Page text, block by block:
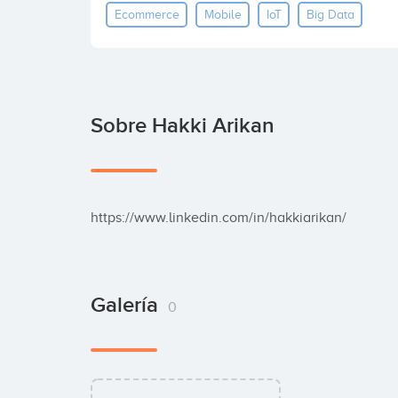
Ecommerce Mobile IoT Big Data
Sobre Hakki Arikan
https://www.linkedin.com/in/hakkiarikan/
Galería 0